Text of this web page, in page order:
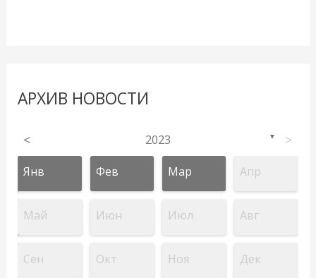
АРХИВ НОВОСТИ
< 2023 ▼ >
Янв Фев Мар Апр
Май Июн Июл Авг
Сен Окт Ноя Дек